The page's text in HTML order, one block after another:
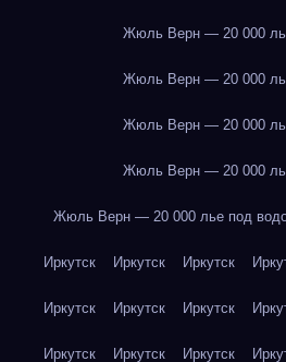
Жюль Верн — 20 000
Жюль Верн — 20 000
Жюль Верн — 20 000
Жюль Верн — 20 000
Жюль Верн — 20 000 лье под
Иркутск Иркутск Иркутск
Иркутск Иркутск Иркутск
Иркутск Иркутск Иркутск